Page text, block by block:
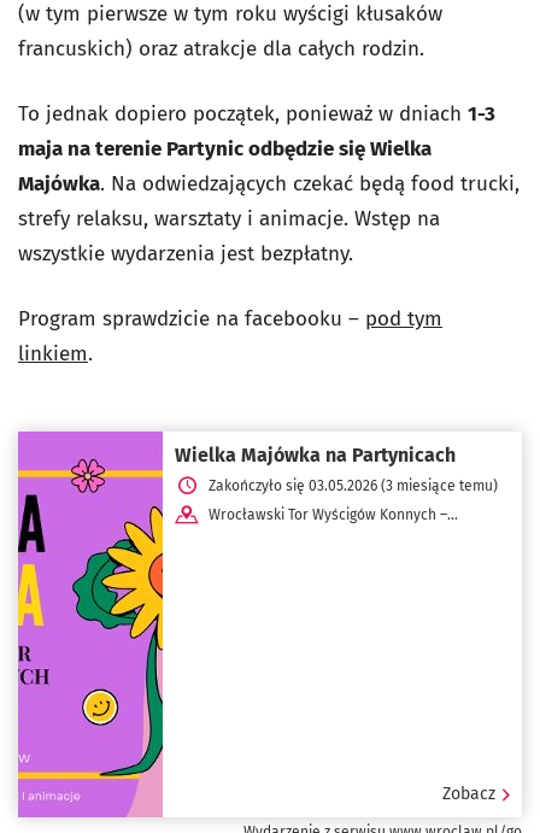
(w tym pierwsze w tym roku wyścigi kłusaków
francuskich) oraz atrakcje dla całych rodzin.
To jednak dopiero początek, ponieważ w dniach 1-3
maja na terenie Partynic odbędzie się Wielka
Majówka. Na odwiedzających czekać będą food trucki,
strefy relaksu, warsztaty i animacje. Wstęp na
wszystkie wydarzenia jest bezpłatny.
Program sprawdzicie na facebooku – pod tym
linkiem.
Wielka Majówka na Partynicach
Zakończyło się 03.05.2026 (3 miesiące temu)
Wrocławski Tor Wyścigów Konnych –
Zobacz